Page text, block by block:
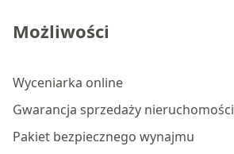
Możliwości
Wyceniarka online
Gwarancja sprzedaży nieruchomości
Pakiet bezpiecznego wynajmu